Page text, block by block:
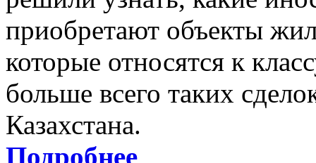
приобретают объекты
которые относятся к
больше всего таких
Казахстана.
Подробнее